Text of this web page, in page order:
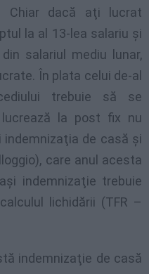
Chiar dacă aţi lucrat
la al 13-lea salariu şi
salariul mediu lunar,
În plata celui de-al
trebuie să se
la post fix nu
de casă şi
care anul acesta
indemnizaţie trebuie
lichidării (TFR –
indemnizaţie de casă